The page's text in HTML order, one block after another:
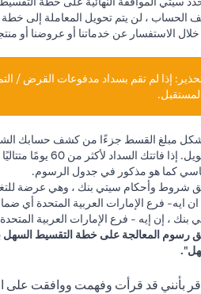
الحساب ، لن يتم تحويل المعاملة إلى خطة
الاستفسار عن خدماتنا أو عروضنا أو
إذا لم تقم بسداد مدفوعات القرض /
مبلغ القسط جزءًا من كشف حسابك
التمويل.
كما هو مذكور في جدول الرسوم.
شروط وأحكام سيتي بنك ، وهي عرضة
ان ايه- فرع الإمارات العربية المتحدة أي
بنك ، إن إيه - فرع الإمارات العربية
بأنني قد قرأت وفهمت ووافقت